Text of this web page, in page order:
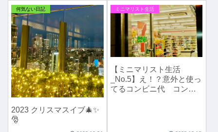
何気ない日記
2023 クリスマスイブ🎄✨
🎅
ミニマリスト生活
【ミニマリスト生活
_No.5】え！？意外と使っ
てるコンビニ代 コンビ